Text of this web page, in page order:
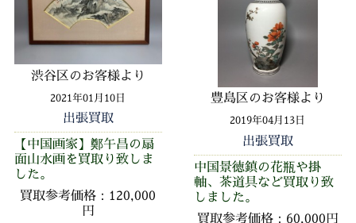
渋谷区のお客様より
2021年01月10日
出張買取
【中国画家】鄭午昌の扇
面山水画を買取り致しま
した。
買取参考価格：120,000
円
豊島区のお客様より
2019年04月13日
出張買取
中国景徳鎮の花瓶や掛
軸、茶道具など買取り致
しました。
買取参考価格：60,000円